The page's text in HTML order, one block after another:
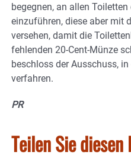
begegnen, an allen
einzuführen, diese aber mit
versehen, damit die
fehlenden 20-Cent-Münze
beschloss der Ausschuss,
verfahren.
PR
Teilen Sie